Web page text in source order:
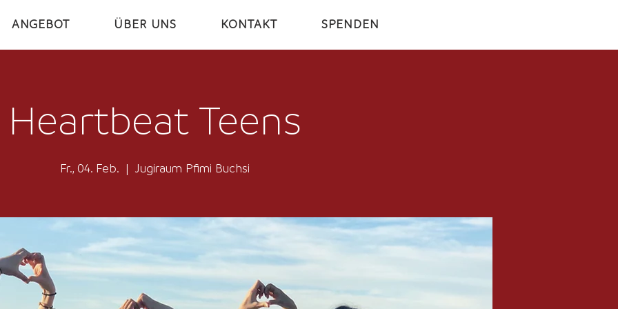
ANGEBOT ÜBER UNS KONTAKT SPENDEN
Heartbeat Teens
Fr., 04. Feb.
  |
Jugiraum Pfimi Buchsi